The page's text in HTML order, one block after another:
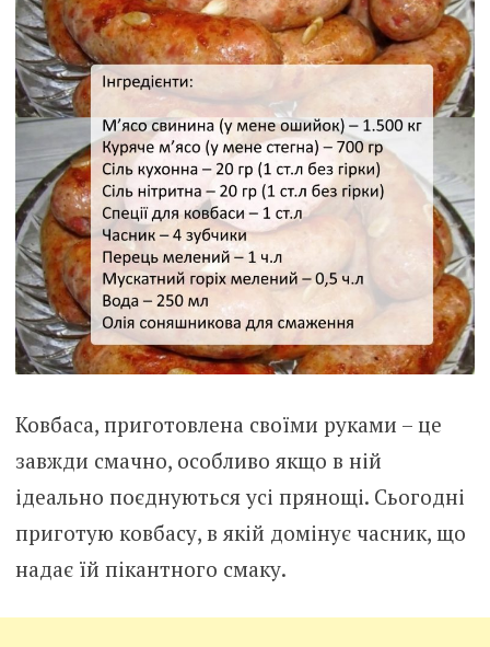
Ковбаса, приготовлена ​​своїми руками – це
завжди смачно, особливо якщо в ній
ідеально поєднуються усі прянощі. Сьогодні
приготую ковбасу, в якій домінує часник, що
надає їй пікантного смаку.